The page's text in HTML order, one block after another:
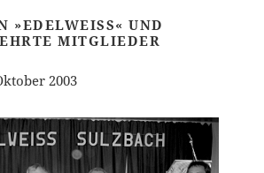
UND M
MITGLIEDER
2003